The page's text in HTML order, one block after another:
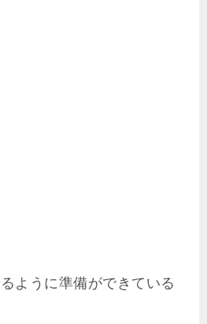
ように準備ができている